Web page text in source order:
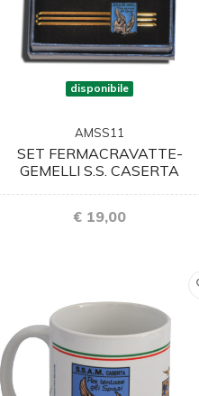
disponibile
AMSS11
SET FERMACRAVATTE-
GEMELLI S.S. CASERTA
€ 19,00